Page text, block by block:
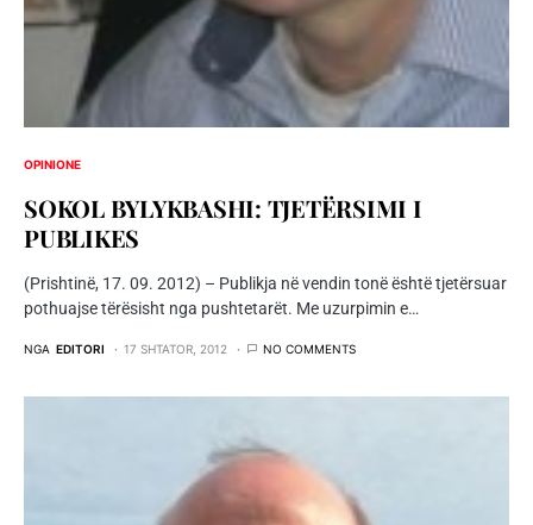
OPINIONE
SOKOL BYLYKBASHI: TJETËRSIMI I
PUBLIKES
(Prishtinë, 17. 09. 2012) – Publikja në vendin tonë është tjetërsuar
pothuajse tërësisht nga pushtetarët. Me uzurpimin e…
NGA EDITORI 17 SHTATOR, 2012 NO COMMENTS